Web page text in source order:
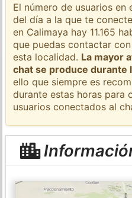
El número de usuarios
del día a la que te
en Calimaya hay 11.165
que puedas contactar
esta localidad. La mayor
chat se produce durante
ello que siempre es
durante estas horas para
usuarios conectados al